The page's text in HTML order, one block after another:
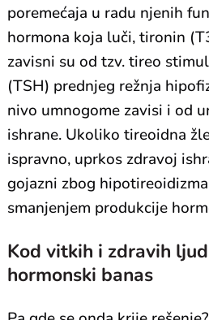
poremećaja u radu njenih
hormona koja luči, tironin
zavisni su od tzv. tireo
(TSH) prednjeg režnja
nivo umnogome zavisi i od
ishrane. Ukoliko tireoidna
ispravno, uprkos zdravoj
gojazni zbog
smanjenjem produkcije
Kod vitkih i zdravih
hormonski banas